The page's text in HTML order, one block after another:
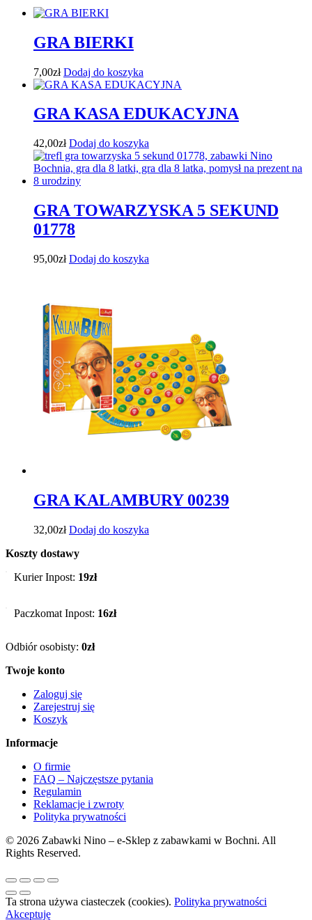
GRA BIERKI
7,00zł Dodaj do koszyka
GRA KASA EDUKACYJNA
42,00zł Dodaj do koszyka
GRA TOWARZYSKA 5 SEKUND
01778
95,00zł Dodaj do koszyka
GRA KALAMBURY 00239
32,00zł Dodaj do koszyka
Koszty dostawy
Kurier Inpost: 19zł
Paczkomat Inpost: 16zł
Odbiór osobisty: 0zł
Twoje konto
Zaloguj się
Zarejestruj się
Koszyk
Informacje
O firmie
FAQ – Najczęstsze pytania
Regulamin
Reklamacje i zwroty
Polityka prywatności
© 2026 Zabawki Nino – e-Sklep z zabawkami w Bochni. All
Rights Reserved.
Ta strona używa ciasteczek (cookies). Polityka prywatności
Akceptuję